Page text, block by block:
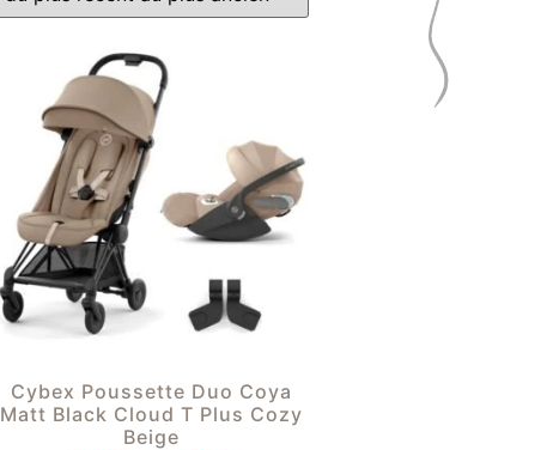
Cybex Poussette Duo Coya
Matt Black Cloud T Plus Cozy
Beige